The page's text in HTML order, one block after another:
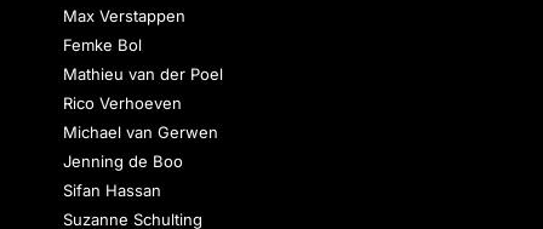
Max Verstappen
Femke Bol
Mathieu van der Poel
Rico Verhoeven
Michael van Gerwen
Jenning de Boo
Sifan Hassan
Suzanne Schulting